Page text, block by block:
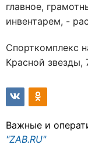
главное,
инвентарем, -
Спорткомплекс
Красной звезды,
Важные и
"ZAB.RU"